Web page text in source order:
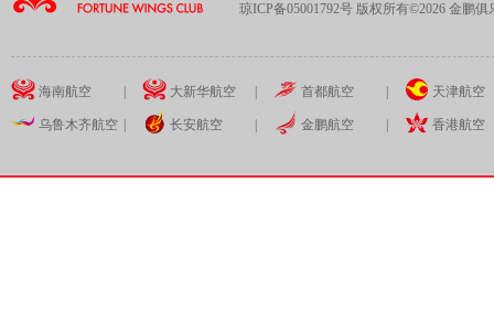
琼ICP备05001792号 版权所有©2026 金鹏俱
海南航空 大新华航空 首都航空 天津航空
乌鲁木齐航空 长安航空 金鹏航空 香港航空